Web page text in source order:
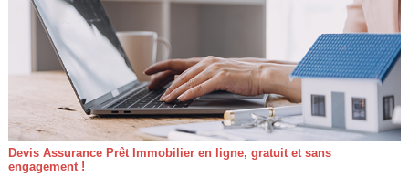
Devis Assurance Prêt Immobilier en ligne, gratuit et sans
engagement !